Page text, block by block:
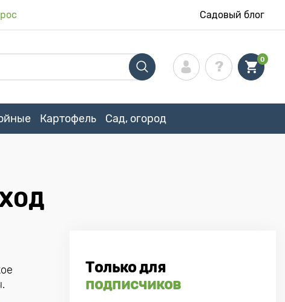
Садовый блог
0
Картофель Сад, огород
Только для
подписчиков